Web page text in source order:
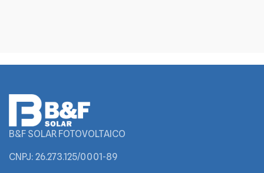
B&F SOLAR FOTOVOLTAICO
CNPJ: 26.273.125/0001-89